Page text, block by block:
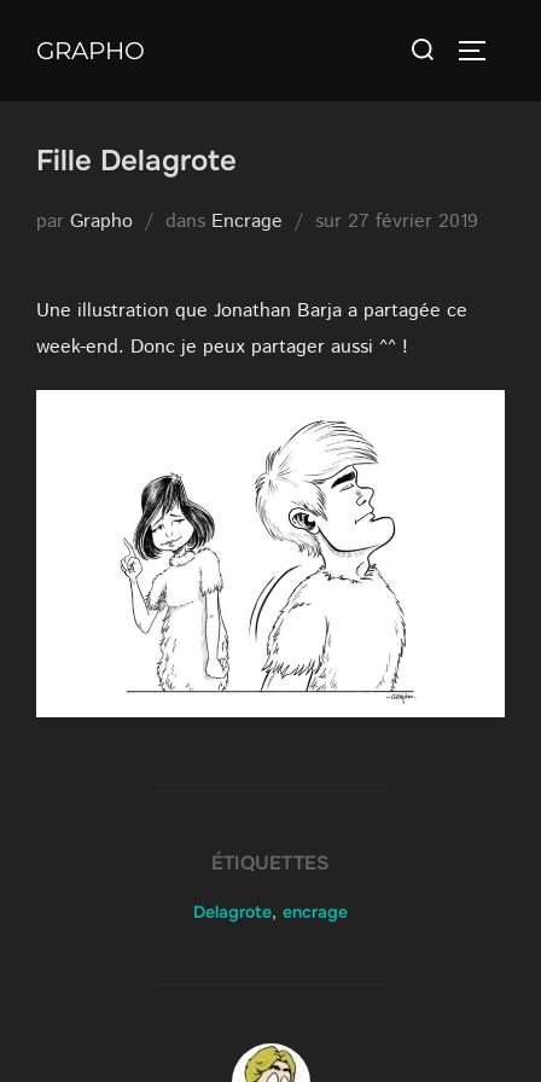
GRAPHO Rechercher :
Fille Delagrote
par Grapho dans Encrage sur Publié
27 février 2019
Une illustration que Jonathan Barja a partagée ce
week-end. Donc je peux partager aussi ^^ !
ÉTIQUETTES
Delagrote, encrage
AUTEUR DE LA PUBLICATION